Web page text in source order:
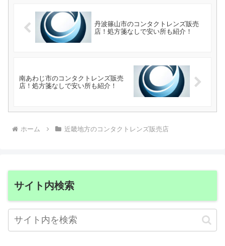
丹波篠山市のコンタクトレンズ販売
店！処方箋なしで安い所も紹介！
南あわじ市のコンタクトレンズ販売
店！処方箋なしで安い所も紹介！
ホーム 近畿地方のコンタクトレンズ販売店
サイト内検索